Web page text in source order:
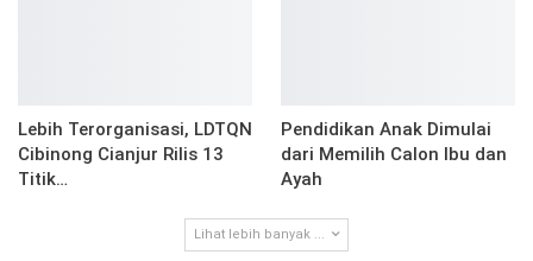
Lebih Terorganisasi, LDTQN
Cibinong Cianjur Rilis 13
Titik…
Pendidikan Anak Dimulai
dari Memilih Calon Ibu dan
Ayah
Lihat lebih banyak ...